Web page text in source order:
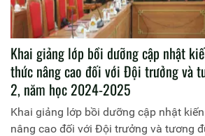
Khai giảng lớp bồi dưỡng cập nhật
thức nâng cao đối với Đội trưởng và
2, năm học 2024-2025
Khai giảng lớp bồi dưỡng cập nhật
nâng cao đối với Đội trưởng và tương